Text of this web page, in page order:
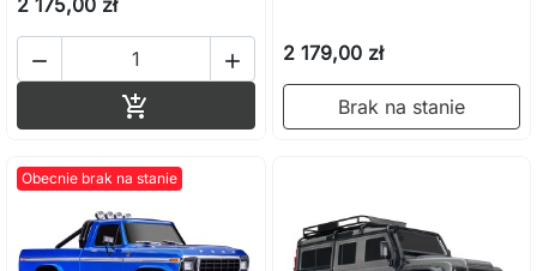
2 175,00 zł
 

2 179,00 zł
Brak na stanie
Obecnie brak na stanie